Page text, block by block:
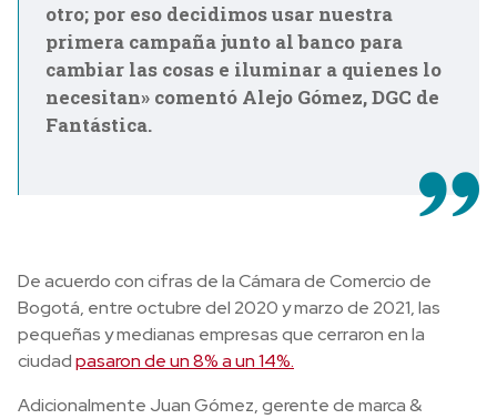
otro; por eso decidimos usar nuestra
primera campaña junto al banco para
cambiar las cosas e iluminar a quienes lo
necesitan» comentó Alejo Gómez, DGC de
Fantástica.
De acuerdo con cifras de la Cámara de Comercio de
Bogotá, entre octubre del 2020 y marzo de 2021, las
pequeñas y medianas empresas que cerraron en la
ciudadpasaron de un 8% a un 14%.
Adicionalmente Juan Gómez, gerente de marca &